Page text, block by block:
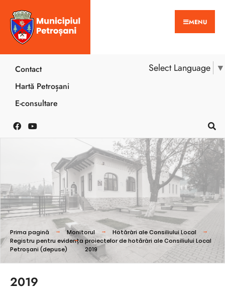
MENU
Select Language ▼
Contact
Hartă Petroșani
E-consultare
Prima pagină Monitorul
Hotărâri ale Consiliului Local
Registru pentru evidența proiectelor de hotărâri ale Consiliului Local
Petroșani (depuse)
2019
2019